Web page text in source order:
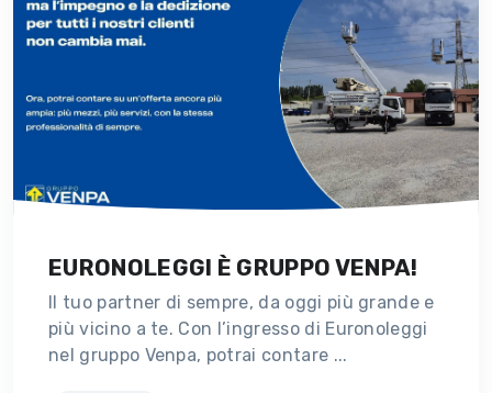
EURONOLEGGI È GRUPPO VENPA!
Il tuo partner di sempre, da oggi più grande e
più vicino a te. Con l’ingresso di Euronoleggi
nel gruppo Venpa, potrai contare ...